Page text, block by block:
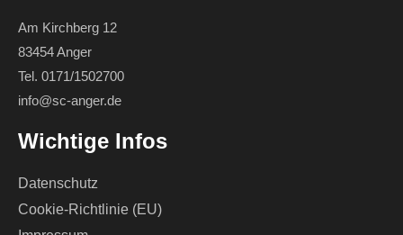
Am Kirchberg 12
83454 Anger
Tel. 0171/1502700
info@sc-anger.de
Wichtige Infos
Datenschutz
Cookie-Richtlinie (EU)